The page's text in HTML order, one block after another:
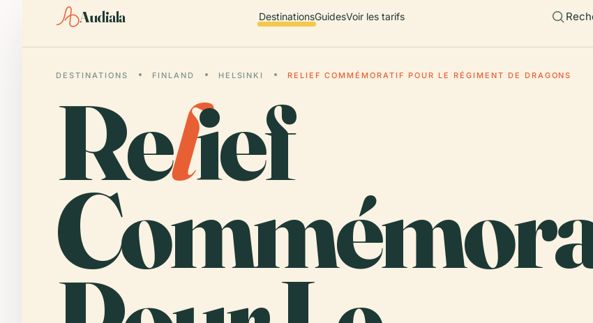
Audiala DestinationsGuidesVoir les tarifs
DESTINATIONS FINLAND HELSINKI RELIEF COMMÉMORATIF POUR LE RÉGIMENT DE DRAGONS
Relief